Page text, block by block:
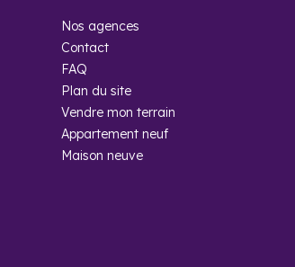
Nos agences
Contact
FAQ
Plan du site
Vendre mon terrain
Appartement neuf
Maison neuve